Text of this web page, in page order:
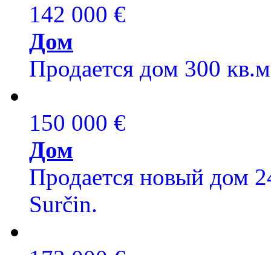
142 000 €
Дом
Продается дом 300
150 000 €
Дом
Продается новый дом
Surčin.